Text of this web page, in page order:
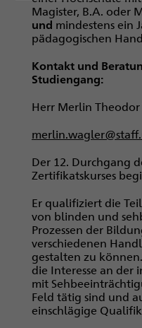
Magister, B.A. oder
und mindestens ein
pädagogischen
Kontakt und
Studiengang:
Herr Merlin
Der 12. Durchgang
Zertifikatskurses
Er qualifiziert die
von blinden und
Prozessen der
verschiedenen
gestalten zu
die Interesse an der
mit
Feld tätig sind und
einschlägige